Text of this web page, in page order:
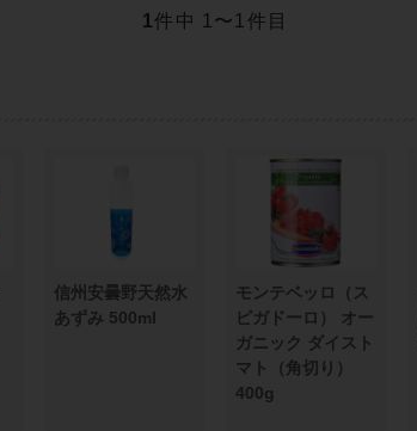
1件中 1〜1件目
信州安曇野天然水
あずみ 500ml
モンテベッロ（ス
ピガドーロ） オー
ガニック ダイスト
マト（角切り）
400g